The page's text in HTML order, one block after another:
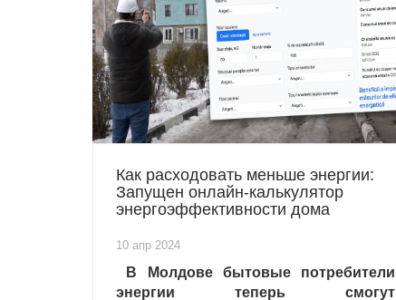
Как расходовать меньше энергии:
Запущен онлайн-калькулятор
энергоэффективности дома
10 апр 2024
В Молдове бытовые потребители
энергии теперь смогут